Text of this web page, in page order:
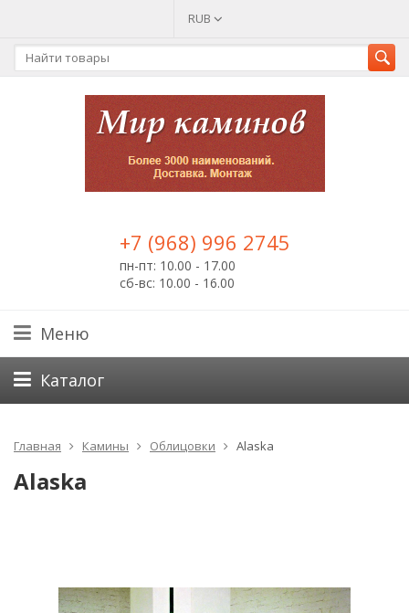
RUB
+7 (968) 996 2745
пн-пт: 10.00 - 17.00
сб-вс: 10.00 - 16.00
Меню
Каталог
Главная Камины Облицовки Alaska
Alaska